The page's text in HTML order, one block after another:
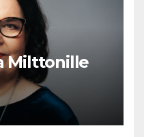
Milttonille